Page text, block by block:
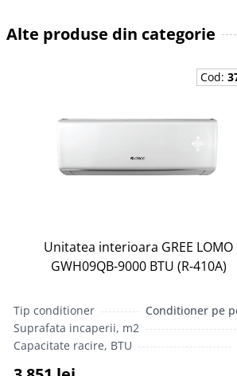
Alte produse din categorie
Cod:
Unitatea interioara GREE LOMO
GWH09QB-9000 BTU (R-410А)
Tip conditioner
Conditioner pe
Suprafata incaperii, m2
Capacitate racire, BTU